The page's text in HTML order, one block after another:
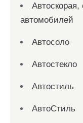
автомобилей
Автосоло
Автостекло
Автостиль
АвтоСтиль